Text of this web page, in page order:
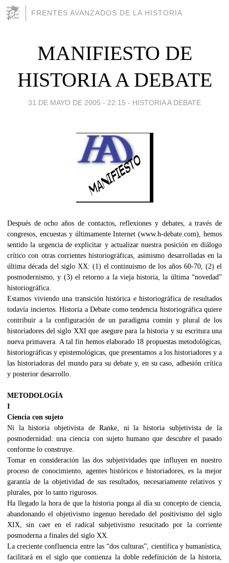
FRENTES AVANZADOS DE LA HISTORIA
MANIFIESTO DE
HISTORIA A DEBATE
31 DE MAYO DE 2005 - 22:15 - HISTORIA A DEBATE
Después de ocho años de contactos, reflexiones y debates, a través de
congresos, encuestas y últimamente Internet (www.h-debate.com), hemos
sentido la urgencia de explicitar y actualizar nuestra posición en diálogo
crítico con otras corrientes historiográficas, asimismo desarrolladas en la
última década del siglo XX: (1) el continuismo de los años 60-70, (2) el
posmodernismo, y (3) el retorno a la vieja historia, la última “novedad”
historiográfica.
Estamos viviendo una transición histórica e historiográfica de resultados
todavía inciertos. Historia a Debate como tendencia historiográfica quiere
contribuir a la configuración de un paradigma común y plural de los
historiadores del siglo XXI que asegure para la historia y su escritura una
nueva primavera. A tal fin hemos elaborado 18 propuestas metodológicas,
historiográficas y epistemológicas, que presentamos a los historiadores y a
las historiadoras del mundo para su debate y, en su caso, adhesión crítica
y posterior desarrollo.
METODOLOGÍA
I
Ciencia con sujeto
Ni la historia objetivista de Ranke, ni la historia subjetivista de la
posmodernidad: una ciencia con sujeto humano que descubre el pasado
conforme lo construye.
Tomar en consideración las dos subjetividades que influyen en nuestro
proceso de conocimiento, agentes históricos e historiadores, es la mejor
garantía de la objetividad de sus resultados, necesariamente relativos y
plurales, por lo tanto rigurosos.
Ha llegado la hora de que la historia ponga al día su concepto de ciencia,
abandonando el objetivismo ingenuo heredado del positivismo del siglo
XIX, sin caer en el radical subjetivismo resucitado por la corriente
posmoderna a finales del siglo XX.
La creciente confluencia entre las “dos culturas”, científica y humanística,
facilitará en el siglo que comienza la doble redefinición de la historia,